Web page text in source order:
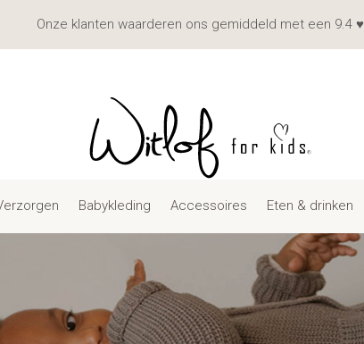
Babykleding Accessoires Eten & drinken
Onze klanten waarderen ons gemiddeld met een 9.4 ♥